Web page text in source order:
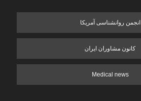
انجمن روانشناسی آمریکا
کانون مشاوران ایران
Medical news